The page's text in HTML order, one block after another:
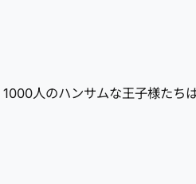
人のハンサムな王子様たち